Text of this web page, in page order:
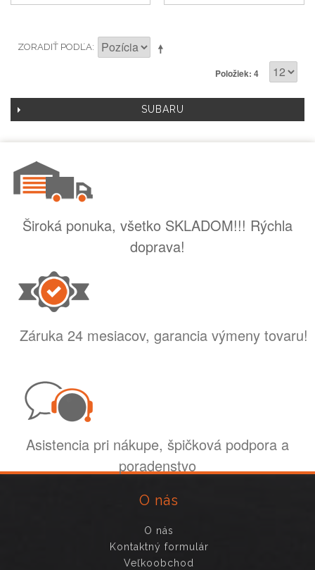
ZORADIŤ PODĽA
Položiek: 4
SUBARU
Široká ponuka, všetko SKLADOM!!! Rýchla
doprava!
Záruka 24 mesiacov, garancia výmeny tovaru!
Asistencia pri nákupe, špičková podpora a
poradenstvo
O nás
O nás
Kontaktný formulár
Veľkoobchod